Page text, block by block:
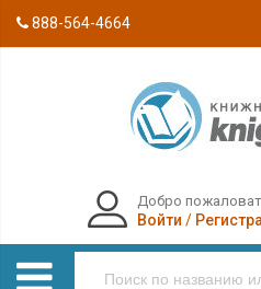
888-564-4664
Добро
Войти /